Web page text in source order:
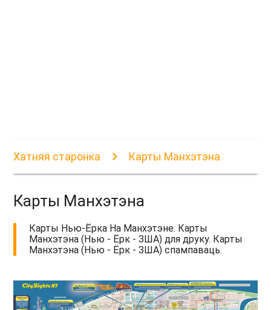
Хатняя старонка Карты Манхэтэна
Карты Манхэтэна
Карты Нью-Ёрка На Манхэтэне. Карты
Манхэтэна (Нью - Ёрк - ЗША) для друку. Карты
Манхэтэна (Нью - Ёрк - ЗША) спампаваць.